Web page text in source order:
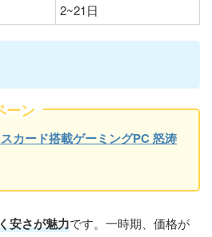
2~21日
ーン
カード搭載ゲーミングPC 怒涛
安さが魅力です。一時期、価格が